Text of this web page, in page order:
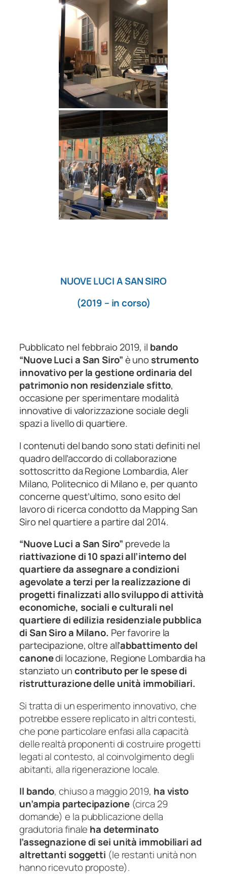
NUOVE LUCI A SAN SIRO
(2019 – in corso)
Pubblicato nel febbraio 2019, il bando
“Nuove Luci a San Siro”è unostrumento
innovativo per la gestione ordinaria del
patrimonio non residenziale sfitto,
occasione per sperimentare modalità
innovative di valorizzazione sociale degli
spazi a livello di quartiere.
I contenuti del bando sono stati definiti nel
quadro dell’accordo di collaborazione
sottoscritto da Regione Lombardia, Aler
Milano, Politecnico di Milano e, per quanto
concerne quest’ultimo, sono esito del
lavoro di ricerca condotto da Mapping San
Siro nel quartiere a partire dal 2014.
“Nuove Luci a San Siro” prevede la
riattivazione di 10 spazi all’interno del
quartiere da assegnare a condizioni
agevolate a terzi per la realizzazione di
progetti finalizzati allo sviluppo di attività
economiche, sociali e culturali nel
quartiere di edilizia residenziale pubblica
di San Siro a Milano. Per favorire la
partecipazione, oltre all’abbattimento del
canonedi locazione, Regione Lombardia ha
stanziato uncontributo per le spese di
ristrutturazione delle unità immobiliari.
Si tratta di un esperimento innovativo, che
potrebbe essere replicato in altri contesti,
che pone particolare enfasi alla capacità
delle realtà proponenti di costruire progetti
legati al contesto, al coinvolgimento degli
abitanti, alla rigenerazione locale.
Il bando, chiuso a maggio 2019, ha visto
un’ampia partecipazione(circa 29
domande) e la pubblicazione della
gradutoria finale ha determinato
l’assegnazione di sei unità immobiliari ad
altrettanti soggetti (le restanti unità non
hanno ricevuto proposte).